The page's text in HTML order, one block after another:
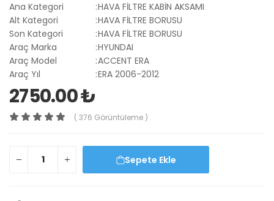
Ana Kategori
:HAVA FİLTRE KABİN AKSAMI
Alt Kategori
:HAVA FİLTRE BORUSU
Son Kategori
:HAVA FİLTRE BORUSU
Araç Marka
:HYUNDAI
Araç Model
:ACCENT ERA
Araç Yıl
:ERA 2006-2012
2750.00 ₺
( 376 Görüntüleme )
Sepete Ekle